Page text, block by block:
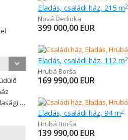
Eladás, családi ház, 215 m2
Nová Dedinka
399 000,00 EUR
Eladás, családi ház, 112 m2
Hrubá Borša
169 990,00 EUR
Eladás, családi ház, 94 m2
Hrubá Borša
139 990,00 EUR